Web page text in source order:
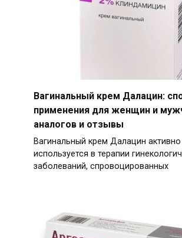
Вагинальный крем Далацин:
применения для женщин и
аналогов и отзывы
Вагинальный крем Далацин активно
используется в терапии
заболеваний, спровоцированных